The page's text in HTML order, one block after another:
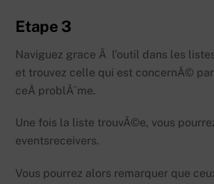
Etape 3
Naviguez grace Ã l’outil dans les
et trouvez celle qui est concernÃ© par
ceÂ problÃ¨me.
Une fois la liste trouvÃ©e, vous
eventsreceivers.
Vous pourrez alors remarquer que